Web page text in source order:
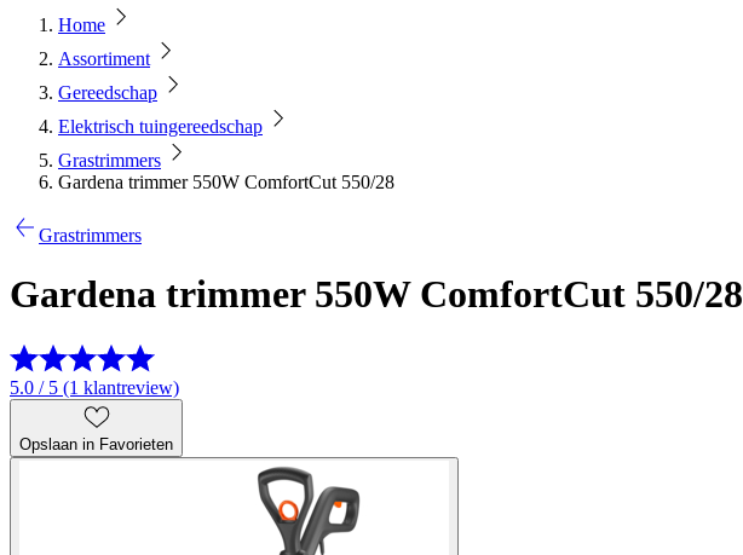
Home
Assortiment
Gereedschap
Elektrisch tuingereedschap
Grastrimmers
Gardena trimmer 550W ComfortCut 550/28
Grastrimmers
Gardena trimmer 550W ComfortCut 550/28
5.0 / 5 (1 klantreview)
Opslaan in Favorieten